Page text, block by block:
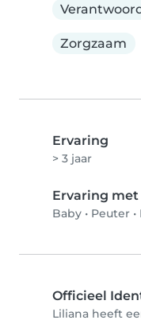
Zorgzaam
Ervaring
> 3 jaar
Ervaring
Baby • Peuter •
Officieel
Liliana heeft